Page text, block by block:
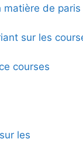
de paris
sur les
courses
les